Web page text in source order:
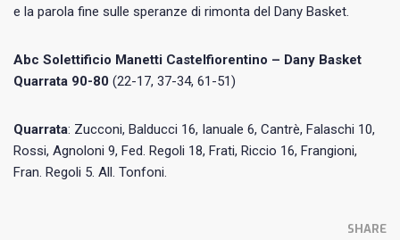
e la parola fine sulle speranze di rimonta del Dany Basket.
Abc Solettificio Manetti Castelfiorentino – Dany Basket
Quarrata 90-80 (22-17, 37-34, 61-51)
Quarrata: Zucconi, Balducci 16, Ianuale 6, Cantrè, Falaschi 10,
Rossi, Agnoloni 9, Fed. Regoli 18, Frati, Riccio 16, Frangioni,
Fran. Regoli 5. All. Tonfoni.
SHARE